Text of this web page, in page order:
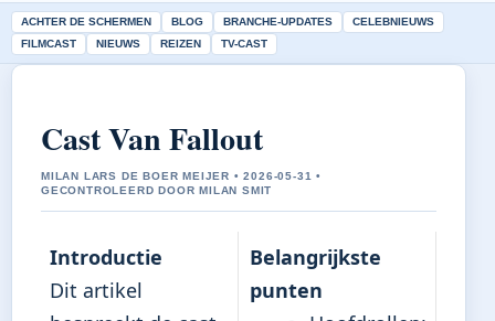
ACHTER DE SCHERMEN BLOG BRANCHE-UPDATES
CELEBNIEUWS
FILMCAST
NIEUWS REIZEN TV-CAST
Cast Van Fallout
MILAN LARS DE BOER MEIJER • 2026-05-31 •
GECONTROLEERD DOOR MILAN SMIT
Introductie
Dit artikel
Belangrijkste
punten